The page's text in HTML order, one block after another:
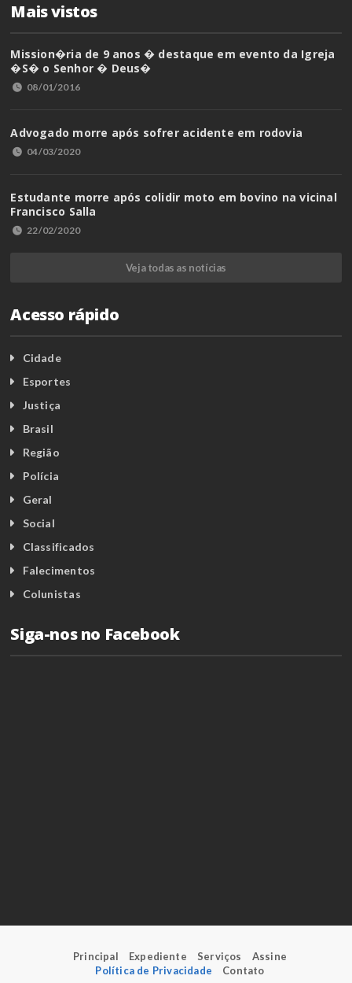
Mais vistos
Mission�ria de 9 anos � destaque em evento da Igreja
�S� o Senhor � Deus�
08/01/2016
Advogado morre após sofrer acidente em rodovia
04/03/2020
Estudante morre após colidir moto em bovino na vicinal
Francisco Salla
22/02/2020
Veja todas as notícias
Acesso rápido
Cidade
Esportes
Justiça
Brasil
Região
Polícia
Geral
Social
Classificados
Falecimentos
Colunistas
Siga-nos no Facebook
Principal Expediente Serviços
Assine
Política de Privacidade
Contato